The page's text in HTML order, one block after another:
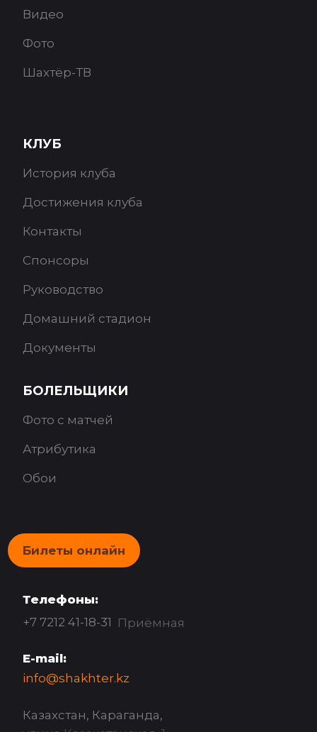
Видео
Фото
Шахтёр-ТВ
КЛУБ
История клуба
Достижения клуба
Контакты
Спонсоры
Руководство
Домашний стадион
Документы
БОЛЕЛЬЩИКИ
Фото с матчей
Атрибутика
Обои
Билеты онлайн
Телефоны:
+7 7212 41-18-31 Приёмная
E-mail:
info@shakhter.kz
Казахстан, Караганда,